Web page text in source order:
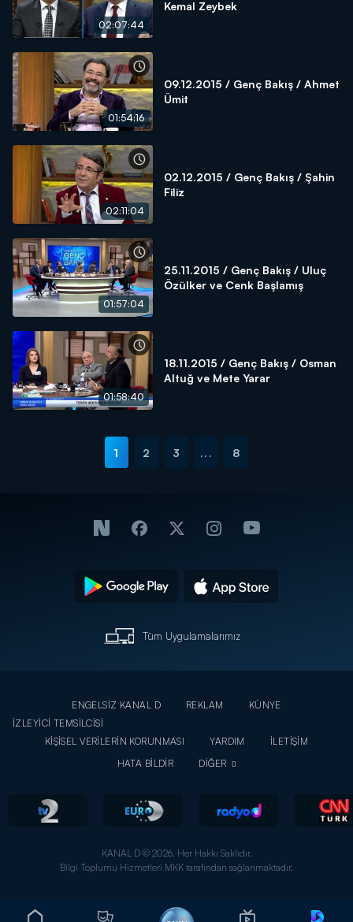
02:07:44
Kemal Zeybek
01:54:16
09.12.2015 / Genç Bakış / Ahmet
Ümit
02:11:04
02.12.2015 / Genç Bakış / Şahin
Filiz
01:57:04
25.11.2015 / Genç Bakış / Uluç
Özülker ve Cenk Başlamış
01:58:40
18.11.2015 / Genç Bakış / Osman
Altuğ ve Mete Yarar
1 2 3 ... 8
Tüm Uygulamalarımız
ENGELSİZ KANAL D REKLAM
KÜNYE
İZLEYİCİ TEMSİLCİSİ
KİŞİSEL VERİLERİN KORUNMASI
YARDIM
İLETİŞİM
HATA BİLDİR
DİĞER
KANAL D © 2026. Her Hakkı Saklıdır.
Bilgi Toplumu Hizmetleri MKK tarafından sağlanmaktadır.